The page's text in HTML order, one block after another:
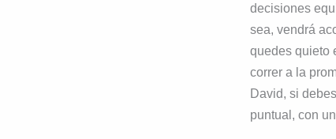
decisiones
sea, vendrá
quedes quieto
correr a la
David, si
puntual, con